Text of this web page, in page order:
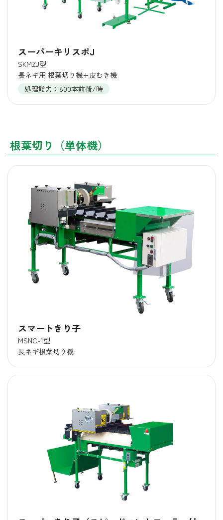
スーパーキリスポJ
SKMZJ型
長ネギ用 根葉切り機+皮むき機
処理能力：800本前後/時
根葉切り（単体機）
スマートきり子
MSNC-1型
長ネギ根葉切り機